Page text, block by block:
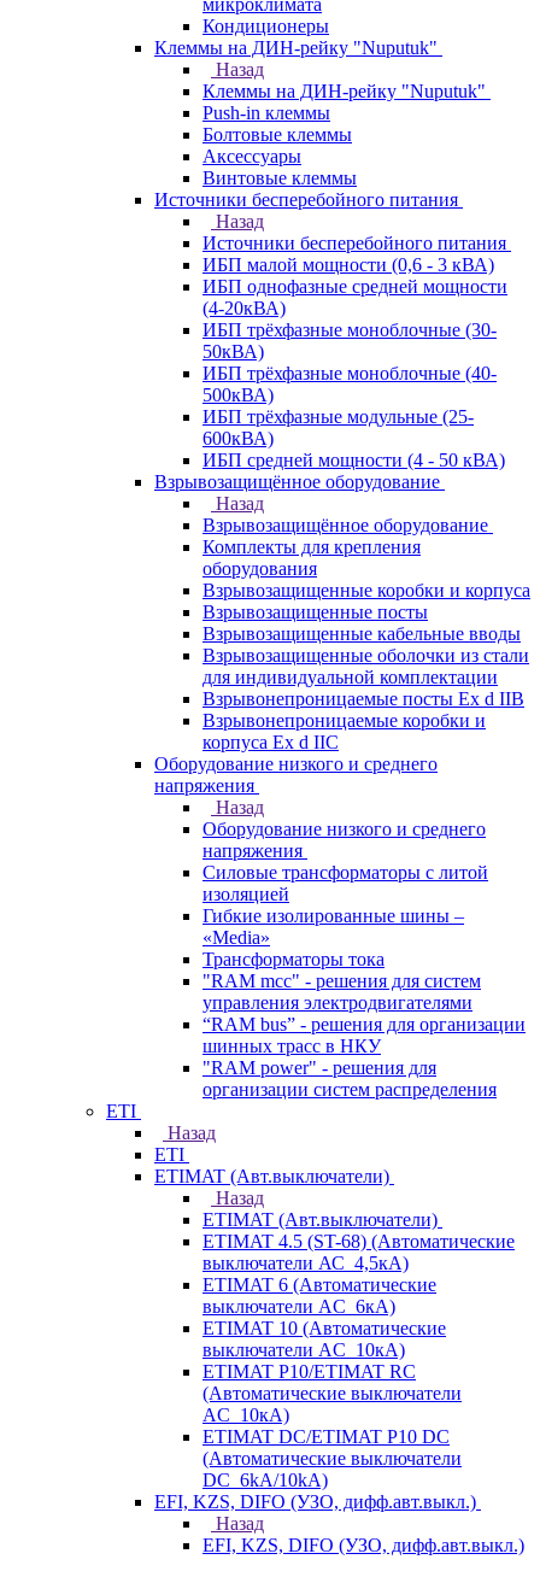
микроклимата
Кондиционеры
Клеммы на ДИН-рейку "Nuputuk"
Назад
Клеммы на ДИН-рейку "Nuputuk"
Push-in клеммы
Болтовые клеммы
Аксессуары
Винтовые клеммы
Источники бесперебойного питания
Назад
Источники бесперебойного питания
ИБП малой мощности (0,6 - 3 кВА)
ИБП однофазные средней мощности
(4-20кВА)
ИБП трёхфазные моноблочные (30-
50кВА)
ИБП трёхфазные моноблочные (40-
500кВА)
ИБП трёхфазные модульные (25-
600кВА)
ИБП средней мощности (4 - 50 кВА)
Взрывозащищённое оборудование
Назад
Взрывозащищённое оборудование
Комплекты для крепления
оборудования
Взрывозащищенные коробки и корпуса
Взрывозащищенные посты
Взрывозащищенные кабельные вводы
Взрывозащищенные оболочки из стали
для индивидуальной комплектации
Взрывонепроницаемые посты Ex d IIB
Взрывонепроницаемые коробки и
корпуса Ex d IIС
Оборудование низкого и среднего
напряжения
Назад
Оборудование низкого и среднего
напряжения
Силовые трансформаторы с литой
изоляцией
Гибкие изолированные шины –
«Media»
Трансформаторы тока
"RAM mcc" - решения для систем
управления электродвигателями
“RAM bus” - решения для организации
шинных трасс в НКУ
"RAM power" - решения для
организации систем распределения
ETI
Назад
ETI
ETIMAT (Авт.выключатели)
Назад
ETIMAT (Авт.выключатели)
ETIMAT 4.5 (ST-68) (Автоматические
выключатели АС_4,5кА)
ETIMAT 6 (Автоматические
выключатели AC_6кА)
ETIMAT 10 (Автоматические
выключатели AC_10кА)
ETIMAT P10/ETIMAT RC
(Автоматические выключатели
AC_10кА)
ETIMAT DC/ETIMAT P10 DC
(Автоматические выключатели
DC_6kA/10kA)
EFI, KZS, DIFO (УЗО, дифф.авт.выкл.)
Назад
EFI, KZS, DIFO (УЗО, дифф.авт.выкл.)